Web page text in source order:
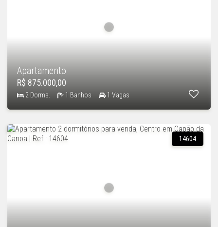
Apartamento
R$ 875.000,00
2 Dorms. 1 Banhos 1 Vagas
14604